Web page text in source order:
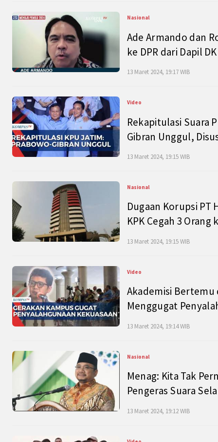
Nasional
Ade Armando dan
ke DPR dari Dapil
13 Maret 2024, 19:17 WIB
Video
Rekapitulasi Suara
Gibran Unggul,
13 Maret 2024, 19:15 WIB
Nasional
Dugaan Korupsi PT
KPK Cegah 3 Orang
13 Maret 2024, 19:15 WIB
Video
Akademisi Bertemu
Menggugat
13 Maret 2024, 19:14 WIB
Nasional
Menag: Kita Tak
Pengeras Suara
13 Maret 2024, 19:12 WIB